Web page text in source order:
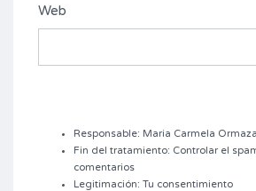
Web
Responsable: Maria Carmela
Fin del tratamiento: Controlar el
comentarios
Legitimación: Tu consentimiento